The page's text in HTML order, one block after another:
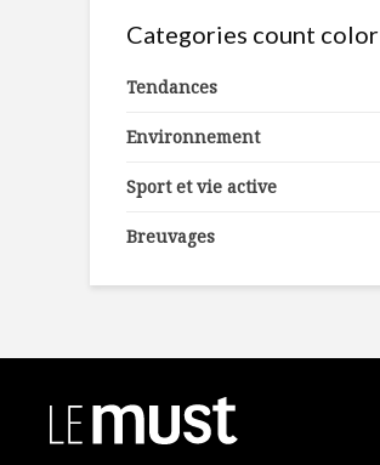
Categories count color
Tendances
Environnement
Sport et vie active
Breuvages